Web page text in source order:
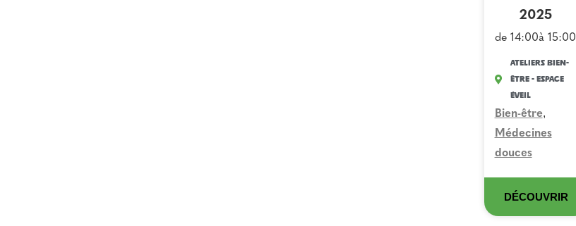
2025
de 14:00à 15:00
Ateliers Bien-
Être - Espace
Éveil
Bien-être,
Médecines
douces
DÉCOUVRIR